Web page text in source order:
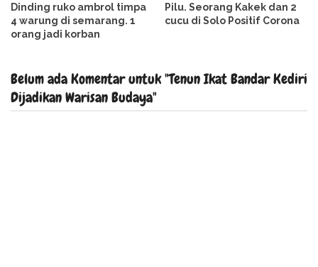
Dinding ruko ambrol timpa
4 warung di semarang. 1
orang jadi korban
Pilu. Seorang Kakek dan 2
cucu di Solo Positif Corona
Belum ada Komentar untuk "Tenun Ikat Bandar Kediri
Dijadikan Warisan Budaya"